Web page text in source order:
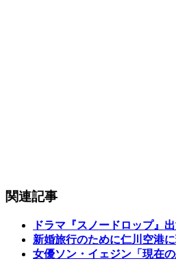
関連記事
ドラマ『スノードロップ』
新婚旅行のために仁川空港
女優ソン・イェジン「現在